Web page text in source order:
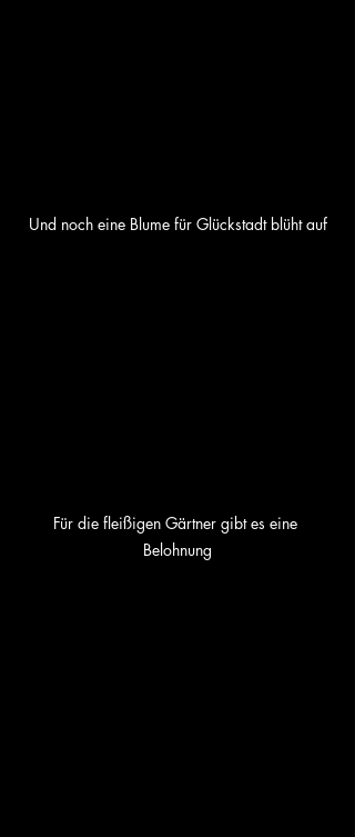
Und noch eine Blume für Glückstadt blüht auf
Für die fleißigen Gärtner gibt es eine
Belohnung